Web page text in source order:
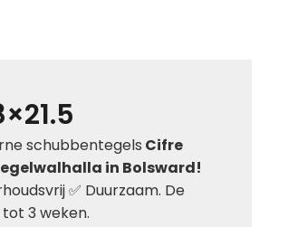
schubbentegels Cifre
in Bolsward!
✅ Duurzaam. De
3 weken.